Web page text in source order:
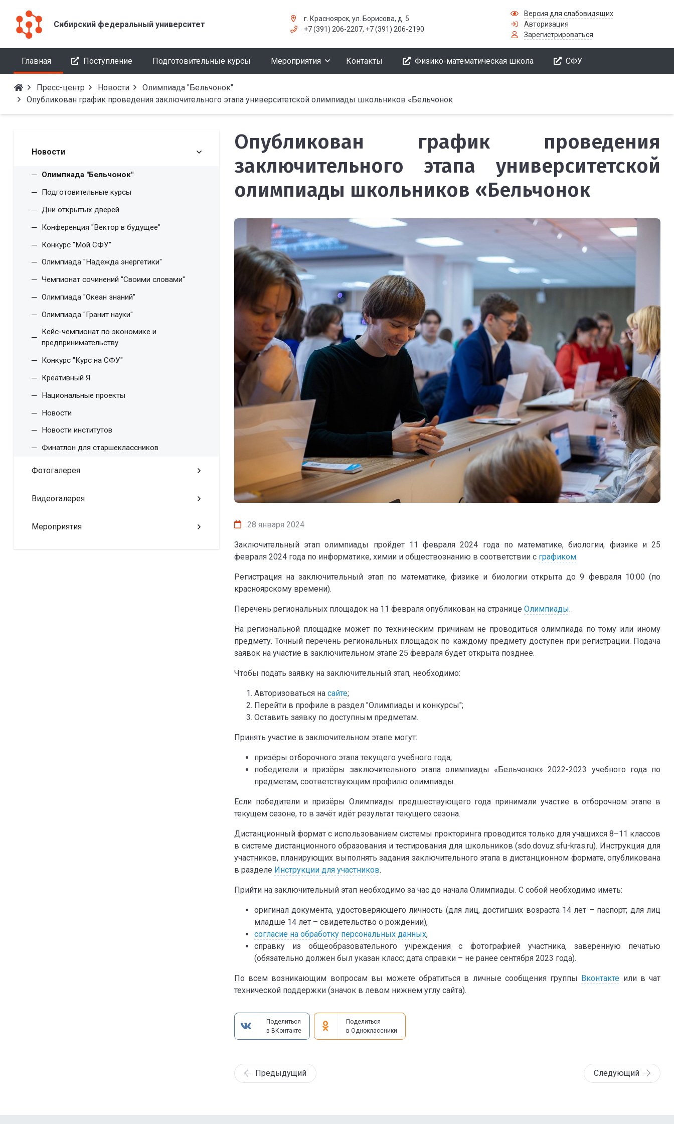
Сибирский федеральный университет
г. Красноярск, ул. Борисова, д. 5
+7 (391) 206-2207, +7 (391) 206-2190
Версия для слабовидящих
Авторизация
Зарегистрироваться
Главная Поступление Подготовительные курсы Мероприятия Контакты Физико-математическая школа СФУ
Пресс-центр Новости
Олимпиада "Бельчонок"
Опубликован график проведения заключительного этапа университетской олимпиады школьников «Бельчонок
Новости
Олимпиада "Бельчонок"
Подготовительные курсы
Дни открытых дверей
Конференция "Вектор в будущее"
Конкурс "Мой СФУ"
Олимпиада "Надежда энергетики"
Чемпионат сочинений "Своими словами"
Олимпиада "Океан знаний"
Олимпиада "Гранит науки"
Кейс-чемпионат по экономике и
предпринимательству
Конкурс "Курс на СФУ"
Креативный Я
Национальные проекты
Новости
Новости институтов
Финатлон для старшеклассников
Фотогалерея
Видеогалерея
Мероприятия
Опубликован график проведения
заключительного этапа университетской
олимпиады школьников «Бельчонок
28 января 2024
Заключительный этап олимпиады пройдет 11 февраля 2024 года по математике, биологии, физике и 25
февраля 2024 года по информатике, химии и обществознанию в соответствии с графиком.
Регистрация на заключительный этап по математике, физике и биологии открыта до 9 февраля 10:00 (по
красноярскому времени).
Перечень региональных площадок на 11 февраля опубликован на странице Олимпиады.
На региональной площадке может по техническим причинам не проводиться олимпиада по тому или иному
предмету. Точный перечень региональных площадок по каждому предмету доступен при регистрации. Подача
заявок на участие в заключительном этапе 25 февраля будет открыта позднее.
Чтобы подать заявку на заключительный этап, необходимо:
Авторизоваться на сайте;
Перейти в профиле в раздел "Олимпиады и конкурсы";
Оставить заявку по доступным предметам.
Принять участие в заключительном этапе могут:
призёры отборочного этапа текущего учебного года;
победители и призёры заключительного этапа олимпиады «Бельчонок» 2022-2023 учебного года по
предметам, соответствующим профилю олимпиады.
Если победители и призёры Олимпиады предшествующего года принимали участие в отборочном этапе в
текущем сезоне, то в зачёт идёт результат текущего сезона.
Дистанционный формат с использованием системы прокторинга проводится только для учащихся 8–11 классов
в системе дистанционного образования и тестирования для школьников (sdo.dovuz.sfu-kras.ru). Инструкция для
участников, планирующих выполнять задания заключительного этапа в дистанционном формате, опубликована
в разделе Инструкции для участников.
Прийти на заключительный этап необходимо за час до начала Олимпиады. С собой необходимо иметь:
оригинал документа, удостоверяющего личность (для лиц, достигших возраста 14 лет – паспорт; для лиц
младше 14 лет – свидетельство о рождении),
согласие на обработку персональных данных,
справку из общеобразовательного учреждения с фотографией участника, заверенную печатью
(обязательно должен был указан класс; дата справки – не ранее сентября 2023 года).
По всем возникающим вопросам вы можете обратиться в личные сообщения группы Вконтакте или в чат
технической поддержки (значок в левом нижнем углу сайта).
Поделиться
в ВКонтакте
Поделиться
в Одноклассники
Предыдущий Следующий